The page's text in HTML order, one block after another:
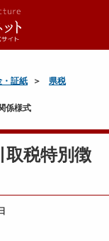
・証紙
県税
係様式
取税特別徴